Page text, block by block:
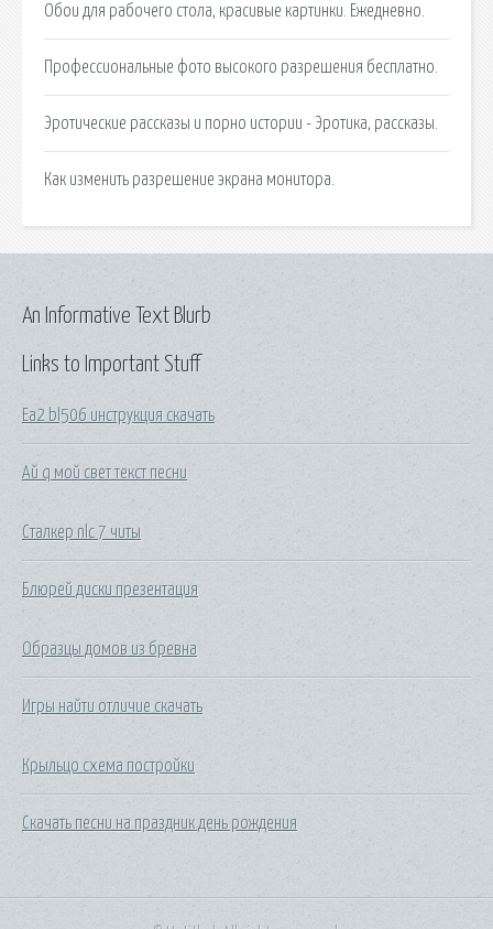
Обои для рабочего стола, красивые картинки. Ежедневно.
Профессиональные фото высокого разрешения бесплатно.
Эротические рассказы и порно истории - Эротика, рассказы.
Как изменить разрешение экрана монитора.
Links to Important Stuff
Ea2 bl506 инструкция скачать
Ай q мой свет текст песни
Сталкер nlc 7 читы
Блюрей диски презентация
Образцы домов из бревна
Игры найти отличие скачать
Крыльцо схема постройки
Скачать песни на праздник день рождения
An Informative Text Blurb